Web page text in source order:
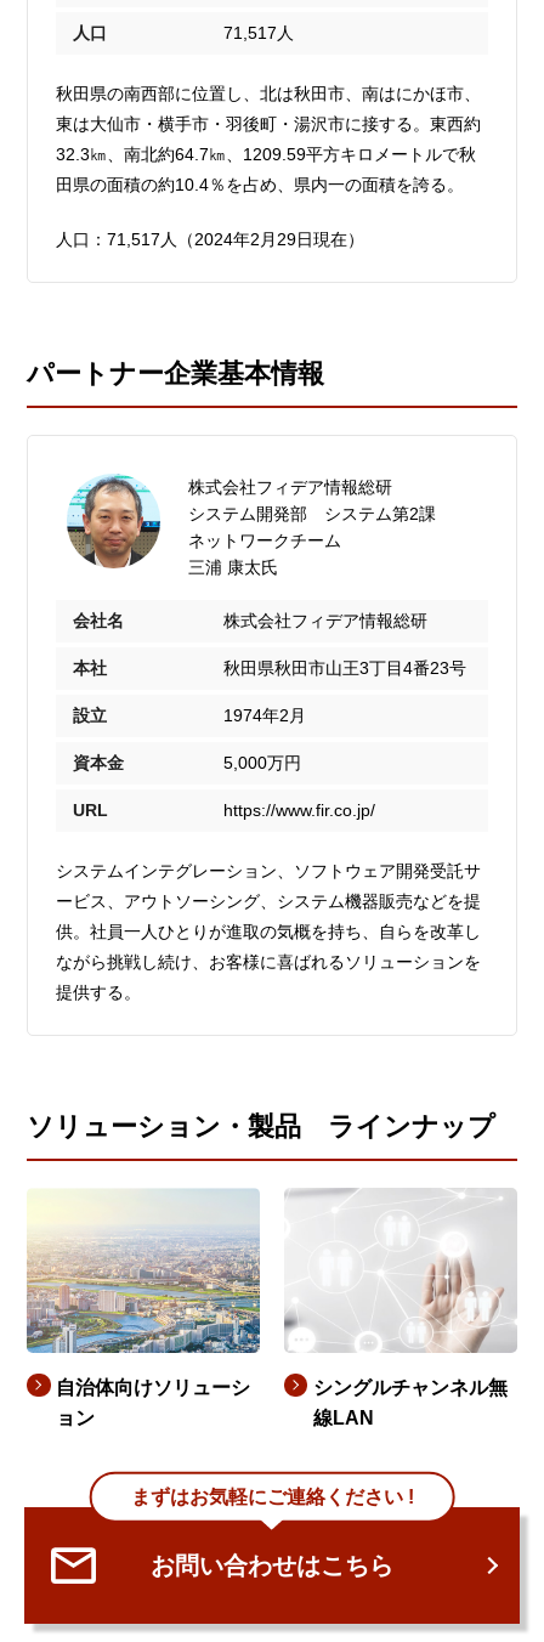
人口 71,517人
秋田県の南西部に位置し、北は秋田市、南はにかほ市、
東は大仙市・横手市・羽後町・湯沢市に接する。東西約
32.3㎞、南北約64.7㎞、1209.59平方キロメートルで秋
田県の面積の約10.4％を占め、県内一の面積を誇る。
人口：71,517人（2024年2月29日現在）
パートナー企業基本情報
株式会社フィデア情報総研
システム開発部 システム第2課
ネットワークチーム
三浦 康太氏
会社名 株式会社フィデア情報総研
本社 秋田県秋田市山王3丁目4番23号
設立 1974年2月
資本金 5,000万円
URL https://www.fir.co.jp/
システムインテグレーション、ソフトウェア開発受託サ
ービス、アウトソーシング、システム機器販売などを提
供。社員一人ひとりが進取の気概を持ち、自らを改革し
ながら挑戦し続け、お客様に喜ばれるソリューションを
提供する。
ソリューション・製品 ラインナップ
自治体向けソリューシ
ョン
シングルチャンネル無
線LAN
まずはお気軽にご連絡ください !
お問い合わせはこちら